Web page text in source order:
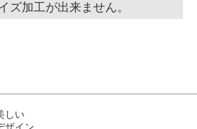
ズ加工が出来ません。
しい